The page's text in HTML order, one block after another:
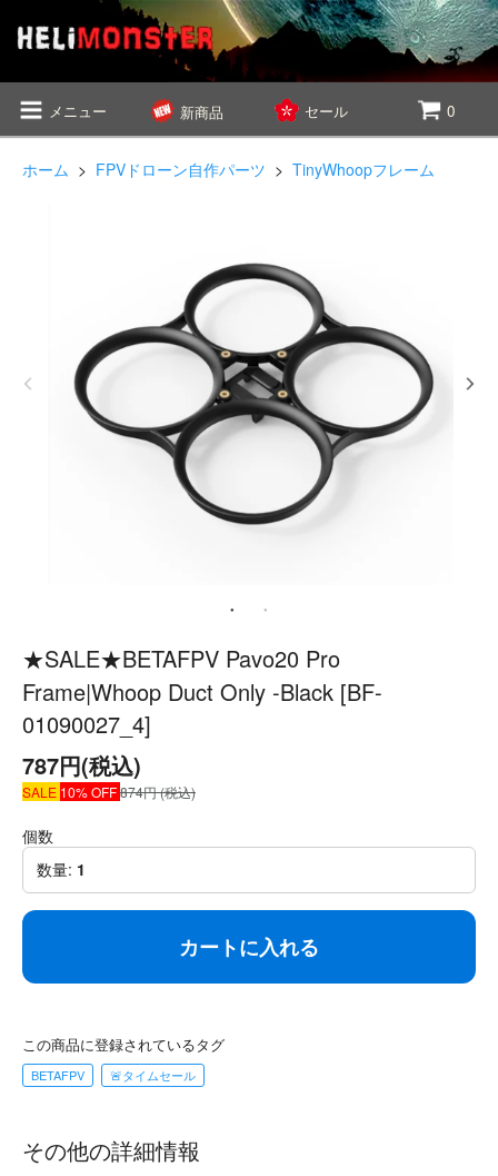
メニュー 新商品 セール 0
ホーム > FPVドローン自作パーツ > TinyWhoopフレーム
★SALE★BETAFPV Pavo20 Pro
Frame|Whoop Duct Only -Black [BF-
01090027_4]
787円(税込)
SALE 10% OFF874円 (税込)
個数
数量: 1
カートに入れる
この商品に登録されているタグ
BETAFPV 🚨タイムセール
その他の詳細情報